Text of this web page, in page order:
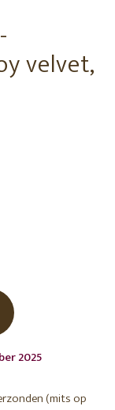
velvet,
2025
(mits op